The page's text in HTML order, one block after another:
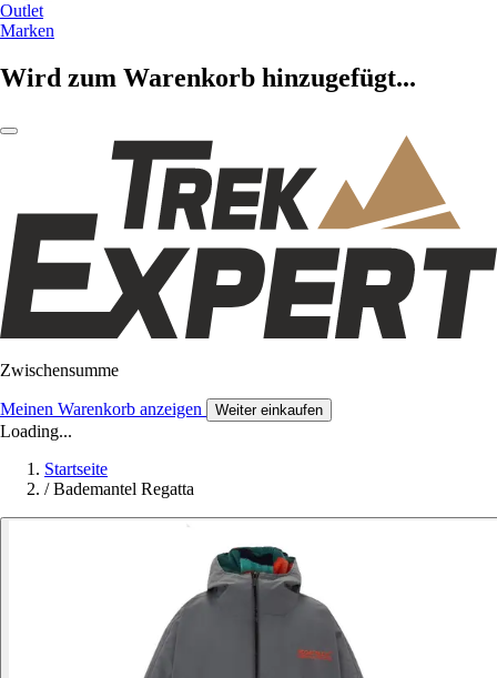
Outlet
Marken
Wird zum Warenkorb hinzugefügt...
Zwischensumme
Meinen Warenkorb anzeigen Weiter einkaufen
Loading...
Startseite
/ Bademantel Regatta